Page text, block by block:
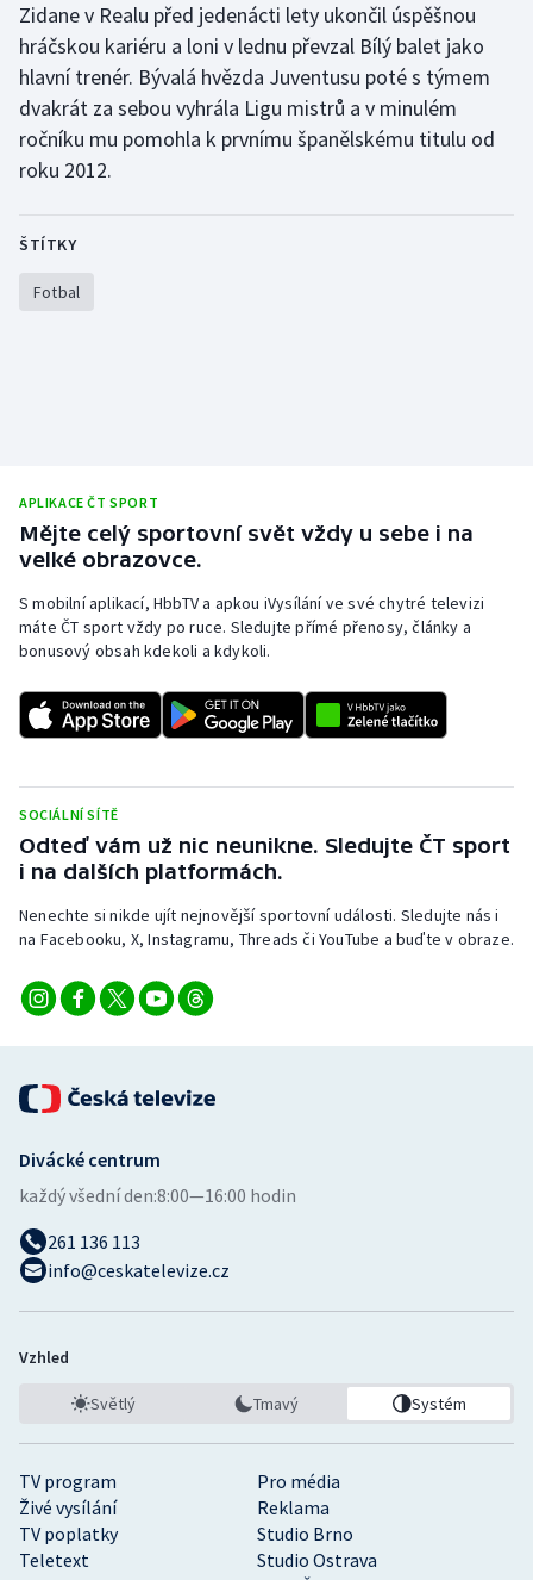
Gymnastika
Házená
Jezdectví
Motorsport
Olympijské hry
Parasport
Plavání
Plážový volejbal
Rychlobruslení
Rychlostní kanoistika
Short track
Sportovní střelba
Triatlon
Vodní slalom
Ostatní
Zidane v Realu před jedenácti lety ukončil úspěšnou
hráčskou kariéru a loni v lednu převzal Bílý balet jako
hlavní trenér. Bývalá hvězda Juventusu poté s týmem
dvakrát za sebou vyhrála Ligu mistrů a v minulém
ročníku mu pomohla k prvnímu španělskému titulu od
roku 2012.
ŠTÍTKY
Fotbal
APLIKACE ČT SPORT
Mějte celý sportovní svět vždy u sebe i na
velké obrazovce.
S mobilní aplikací, HbbTV a apkou iVysílání ve své chytré televizi
máte ČT sport vždy po ruce. Sledujte přímé přenosy, články a
bonusový obsah kdekoli a kdykoli.
SOCIÁLNÍ SÍTĚ
Odteď vám už nic neunikne. Sledujte ČT sport
i na dalších platformách.
Nenechte si nikde ujít nejnovější sportovní události. Sledujte nás i
na Facebooku, X, Instagramu, Threads či YouTube a buďte v obraze.
TV program
Pro média
Živé vysílání
Reklama
TV poplatky
Studio Brno
Teletext
Studio Ostrava
Divácké centrum
každý všední den:8:00—16:00 hodin
261 136 113
info@ceskatelevize.cz
Vzhled
Světlý Tmavý Systém